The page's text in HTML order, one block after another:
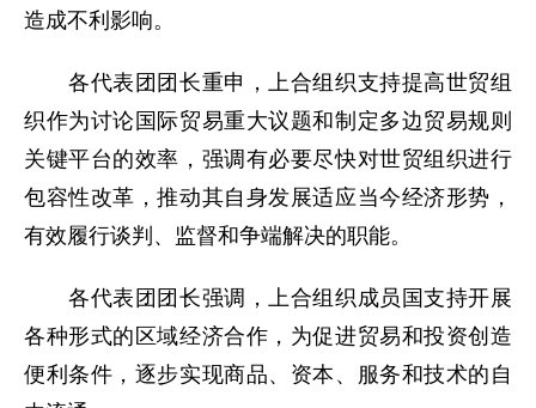
造成不利影响。
各代表团团长重申，上合组织支持提高世贸组
织作为讨论国际贸易重大议题和制定多边贸易规则
关键平台的效率，强调有必要尽快对世贸组织进行
包容性改革，推动其自身发展适应当今经济形势，
有效履行谈判、监督和争端解决的职能。
各代表团团长强调，上合组织成员国支持开展
各种形式的区域经济合作，为促进贸易和投资创造
便利条件，逐步实现商品、资本、服务和技术的自